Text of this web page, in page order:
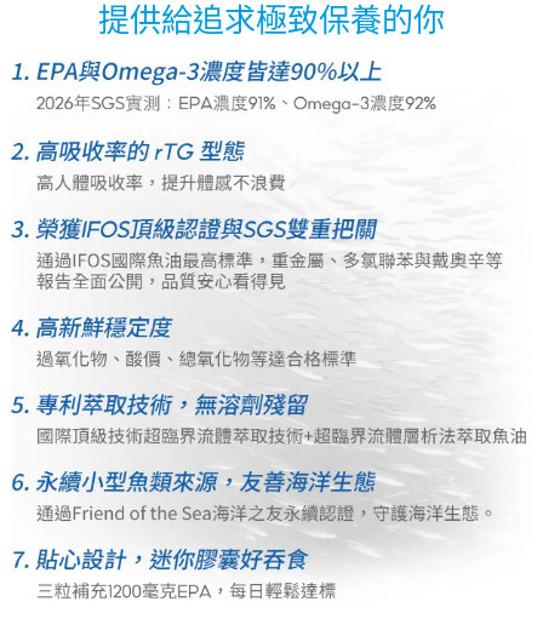
提供給追求極致保養的你